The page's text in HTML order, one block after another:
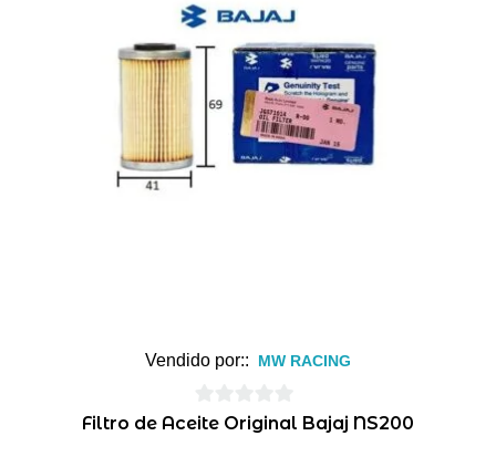
Vendido por:: MW RACING
0
Filtro de Aceite Original Bajaj NS200